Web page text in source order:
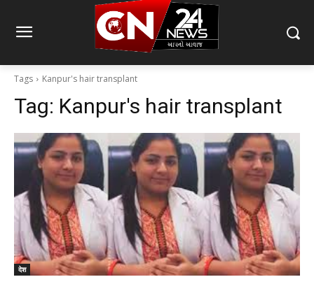
Tags Kanpur's hair transplant
Tag: Kanpur's hair transplant
देश